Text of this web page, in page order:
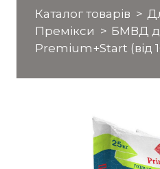
Каталог товарів
Премікси
БМВД
Premium+Start (від